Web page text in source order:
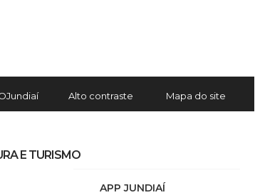
Alto contraste Mapa do site
APP JUNDIAÍ
E TURISMO